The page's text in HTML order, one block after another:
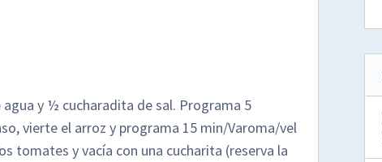
agua y ½ cucharadita de sal. Programa 5
vierte el arroz y programa 15 min/Varoma/vel
tomates y vacía con una cucharita (reserva la